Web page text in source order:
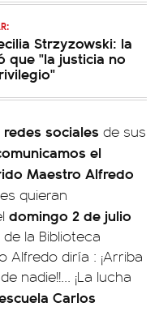
Strzyzowski: la
que "la justicia no
redes sociales de sus
el
Maestro Alfredo
quieran
domingo 2 de julio
la Biblioteca
Alfredo diría : ¡Arriba
nadie!!... ¡La lucha
Carlos